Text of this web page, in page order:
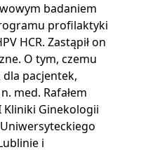
badaniem
profilaktyki
HCR. Zastąpił on
O tym, czemu
dla pacjentek,
med. Rafałem
Ginekologii
i